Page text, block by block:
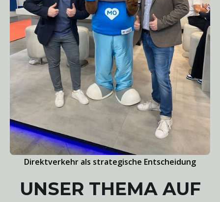
Direktverkehr als strategische Entscheidung
UNSER THEMA AUF